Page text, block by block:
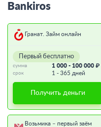
Bankiros
Гранат. Займ онлайн
Первый бесплатно
сумма 1 000 - 100 000 ₽
срок 1 - 365 дней
Получить деньги
Возьмика – первый заём